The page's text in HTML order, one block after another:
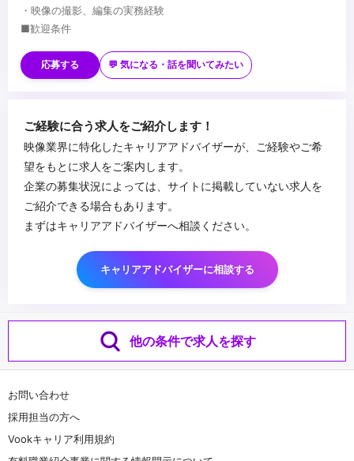
・映像の撮影、編集の実務経験
■歓迎条件
・映像、雑誌、WEB等のディレクション経験がある方
...
応募する 💬 気になる・話を聞いてみたい
ご経験に合う求人をご紹介します！
映像業界に特化したキャリアアドバイザーが、ご経験やご希
望をもとに求人をご案内します。
企業の募集状況によっては、サイトに掲載していない求人を
ご紹介できる場合もあります。
まずはキャリアアドバイザーへ相談ください。
キャリアアドバイザーに相談する
他の条件で求人を探す
お問い合わせ
採用担当の方へ
Vookキャリア利用規約